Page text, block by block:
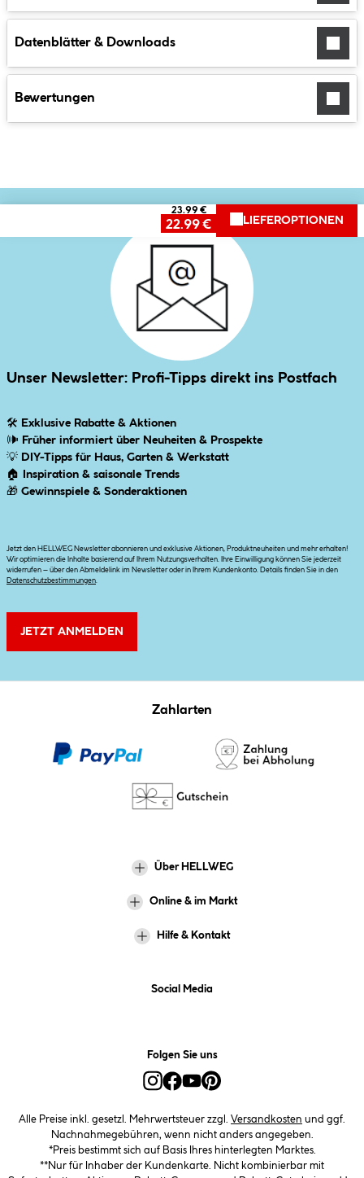
Datenblätter & Downloads
Bewertungen
23.99 €
22.99 € LIEFEROPTIONEN
Unser Newsletter: Profi-Tipps direkt ins Postfach
🛠 Exklusive Rabatte & Aktionen
🕪 Früher informiert über Neuheiten & Prospekte
💡 DIY-Tipps für Haus, Garten & Werkstatt
🏠
Inspiration & saisonale Trends
🎁 Gewinnspiele & Sonderaktionen
Jetzt den HELLWEG Newsletter abonnieren und exklusive Aktionen, Produktneuheiten und mehr erhalten!
Wir optimieren die Inhalte basierend auf Ihrem Nutzungsverhalten. Ihre Einwilligung können Sie jederzeit
widerrufen – über den Abmeldelink im Newsletter oder in Ihrem Kundenkonto. Details finden Sie in den
Datenschutzbestimmungen
JETZT ANMELDEN
Zahlarten
Über HELLWEG
Online & im Markt
Hilfe & Kontakt
Social Media
Folgen Sie uns
Alle Preise inkl. gesetzl. Mehrwertsteuer zzgl. Versandkosten und ggf.
Nachnahmegebühren, wenn nicht anders angegeben.
*Preis bestimmt sich auf Basis Ihres hinterlegten Marktes.
**Nur für Inhaber der Kundenkarte. Nicht kombinierbar mit